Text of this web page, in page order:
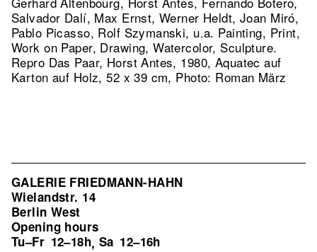
Salvador Dalí, Max Ernst, Werner Heldt, Joan Miró,
Pablo Picasso, Rolf Szymanski, u.a. Painting, Print,
Work on Paper, Drawing, Watercolor, Sculpture.
Repro Das Paar, Horst Antes, 1980, Aquatec auf
Karton auf Holz, 52 x 39 cm, Photo: Roman März
GALERIE FRIEDMANN-HAHN
Wielandstr. 14
Berlin West
Opening hours
Tu–Fr 12–18h, Sa 12–16h